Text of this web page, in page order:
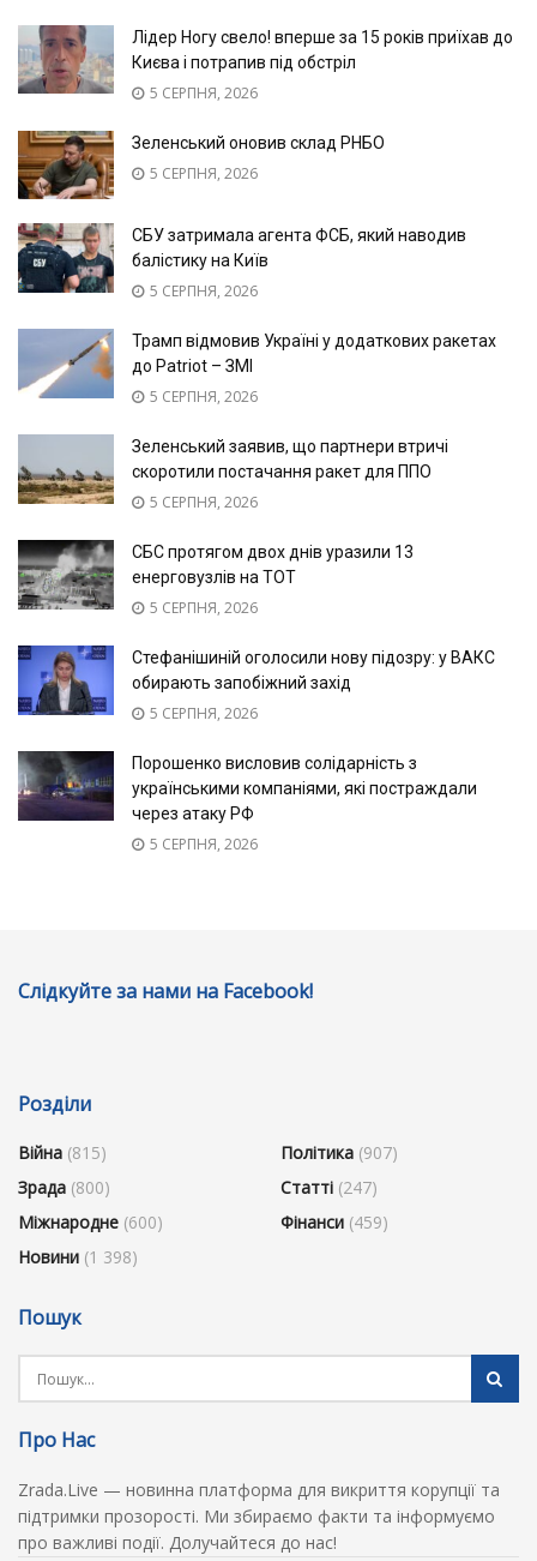
Лідер Ногу свело! вперше за 15 років приїхав до
Києва і потрапив під обстріл
5 СЕРПНЯ, 2026
Зеленський оновив склад РНБО
5 СЕРПНЯ, 2026
СБУ затримала агента ФСБ, який наводив
балістику на Київ
5 СЕРПНЯ, 2026
Трамп відмовив Україні у додаткових ракетах
до Patriot – ЗМІ
5 СЕРПНЯ, 2026
Зеленський заявив, що партнери втричі
скоротили постачання ракет для ППО
5 СЕРПНЯ, 2026
СБС протягом двох днів уразили 13
енерговузлів на ТОТ
5 СЕРПНЯ, 2026
Стефанішиній оголосили нову підозру: у ВАКС
обирають запобіжний захід
5 СЕРПНЯ, 2026
Порошенко висловив солідарність з
українськими компаніями, які постраждали
через атаку РФ
5 СЕРПНЯ, 2026
Слідкуйте за нами на Facebook!
Розділи
Війна (815)
Зрада (800)
Міжнародне (600)
Новини (1 398)
Політика (907)
Статті (247)
Фінанси (459)
Пошук
Про Нас
Zrada.Live — новинна платформа для викриття корупції та
підтримки прозорості. Ми збираємо факти та інформуємо
про важливі події. Долучайтеся до нас!